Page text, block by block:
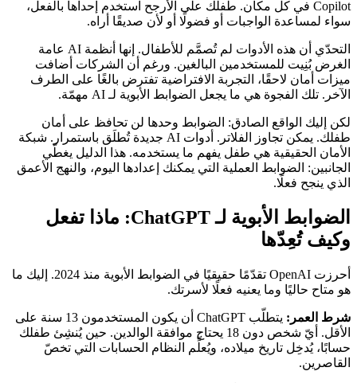
Copilot في كل مكان. طفلك على الأرجح استخدم إحداها بالفعل،
سواء لمساعدة الواجبات أو فضولًا أو لأن صديقًا أراه.
التحدّي أن هذه الأدوات لم تُصمَّم للأطفال. إنها أنظمة AI عامة
الغرض بُنِيت للمستخدمين البالغين. ورغم أن الشركات أضافت
ميزات أمان لاحقًا، التجربة الافتراضية تفترض بالغًا على الطرف
الآخر. تلك الفجوة هي ما يجعل الضوابط الأبوية لـ AI مهمّة.
لكن إليك الواقع الصادق: الضوابط وحدها لن تحافظ على أمان
طفلك. يمكن تجاوز الفلاتر. أدوات AI جديدة تُطلَق باستمرار. شبكة
الأمان الحقيقية هي طفل يفهم ما يستخدمه. هذا الدليل يغطّي
الجانبين: الضوابط العملية التي يمكنك إعدادها اليوم، والنهج الأعمق
الذي ينجح فعلًا.
الضوابط الأبوية لـ ChatGPT: ماذا تفعل
وكيف تُعِدّها
أحرزت OpenAI تقدّمًا حقيقيًا في الضوابط الأبوية منذ 2024. إليك ما
هو متاح حاليًا وما يعنيه فعلًا لأسرتك.
شرط العمر:
يتطلّب ChatGPT أن يكون المستخدمون 13 سنة على
الأقل. أيّ شخص دون 18 يحتاج موافقة الوالدين. حين يُنشِئ طفلك
حسابًا، يُدخِل تاريخ ميلاده، ويُعلِّم النظام الحسابات التي تخصّ
القاصرين.